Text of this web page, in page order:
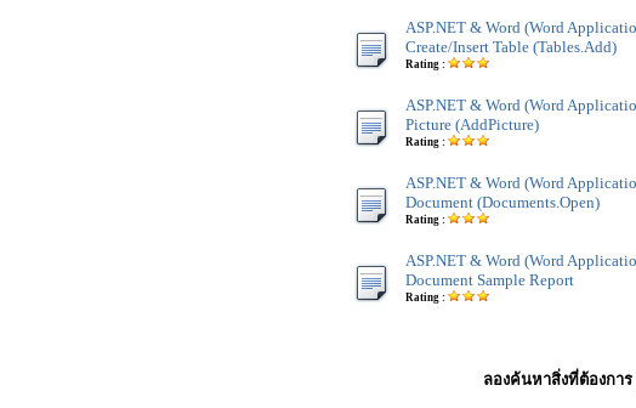
ASP.NET & Word (Word
Create/Insert Table (Tables.Add)
Rating :
ASP.NET & Word (Word
Picture (AddPicture)
Rating :
ASP.NET & Word (Word
Document (Documents.Open)
Rating :
ASP.NET & Word (Word
Document Sample Report
Rating :
ลองค้นหาสิ่งที่ต้องการ